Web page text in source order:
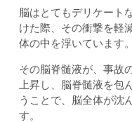
脳はとてもデリケート
けた際、その衝撃を軽
体の中を浮いています。
その脳脊髄液が、事故
上昇し、脳脊髄液を包
うことで、脳全体が沈
す。